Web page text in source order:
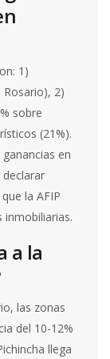
1)
2)
sobre
(21%).
en
declarar
la AFIP
a la
las zonas
del 10-12%
llega